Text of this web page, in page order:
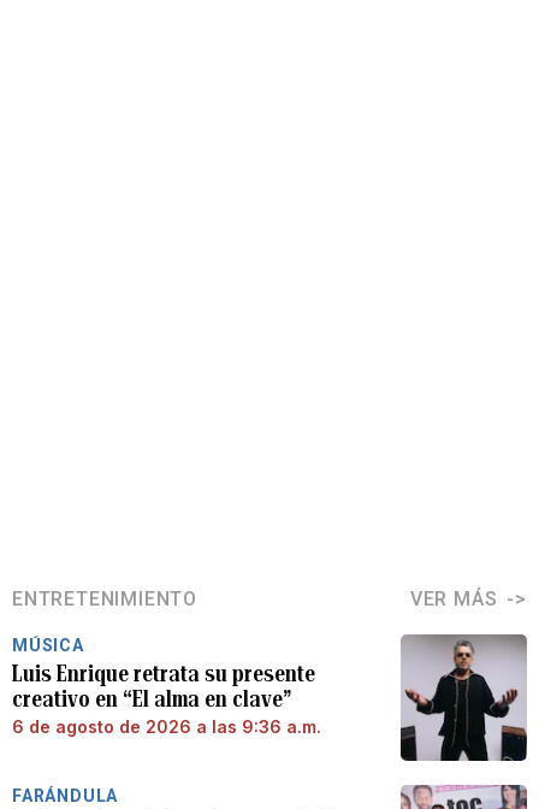
ENTRETENIMIENTO VER MÁS
MÚSICA
Luis Enrique retrata su presente
creativo en “El alma en clave”
6 de agosto de 2026 a las 9:36 a.m.
FARÁNDULA